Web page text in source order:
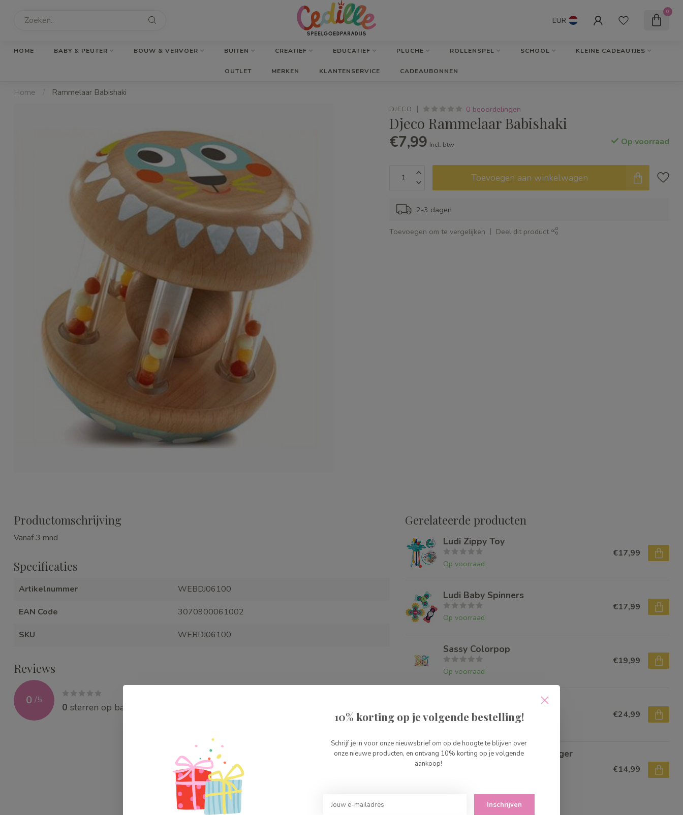
EUR
0
HOME BABY & PEUTER BOUW & VERVOER BUITEN CREATIEF EDUCATIEF PLUCHE ROLLENSPEL SCHOOL KLEINE CADEAUTJES
OUTLET MERKEN KLANTENSERVICE CADEAUBONNEN
Home / Rammelaar Babishaki
DJECO 0 beoordelingen
Djeco Rammelaar Babishaki
€7,99 Incl. btw Op voorraad
Toevoegen aan winkelwagen
2-3 dagen
Toevoegen om te vergelijken Deel dit product
Productomschrijving
Vanaf 3 mnd
Specificaties
Artikelnummer WEBDJ06100
EAN Code 3070900061002
SKU WEBDJ06100
Reviews
0 /5
0 sterren op basis van
Gerelateerde producten
Ludi Zippy Toy
Op voorraad
€17,99
Ludi Baby Spinners
Op voorraad
€17,99
Sassy Colorpop
Op voorraad
€19,99
Op voorraad
€24,99
Little Dutch Activiteitenhanger
€14,99
10% korting op je volgende bestelling!
Schrijf je in voor onze nieuwsbrief om op de hoogte te blijven over
onze nieuwe producten, en ontvang 10% korting op je volgende
aankoop!
Inschrijven